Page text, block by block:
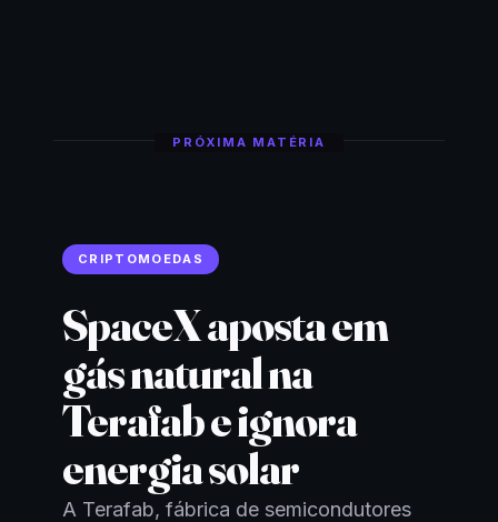
PRÓXIMA MATÉRIA
CRIPTOMOEDAS
SpaceX aposta em
gás natural na
Terafab e ignora
energia solar
A Terafab, fábrica de semicondutores